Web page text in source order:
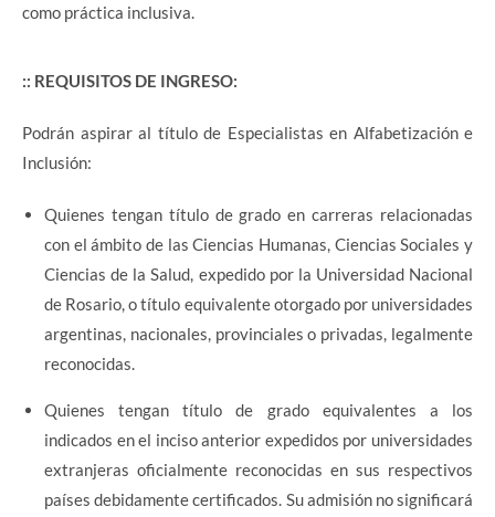
como práctica inclusiva.
:: REQUISITOS DE INGRESO:
Podrán aspirar al título de Especialistas en Alfabetización e
Inclusión:
Quienes tengan título de grado en carreras relacionadas
con el ámbito de las Ciencias Humanas, Ciencias Sociales y
Ciencias de la Salud, expedido por la Universidad Nacional
de Rosario, o título equivalente otorgado por universidades
argentinas, nacionales, provinciales o privadas, legalmente
reconocidas.
Quienes tengan título de grado equivalentes a los
indicados en el inciso anterior expedidos por universidades
extranjeras oficialmente reconocidas en sus respectivos
países debidamente certificados. Su admisión no significará